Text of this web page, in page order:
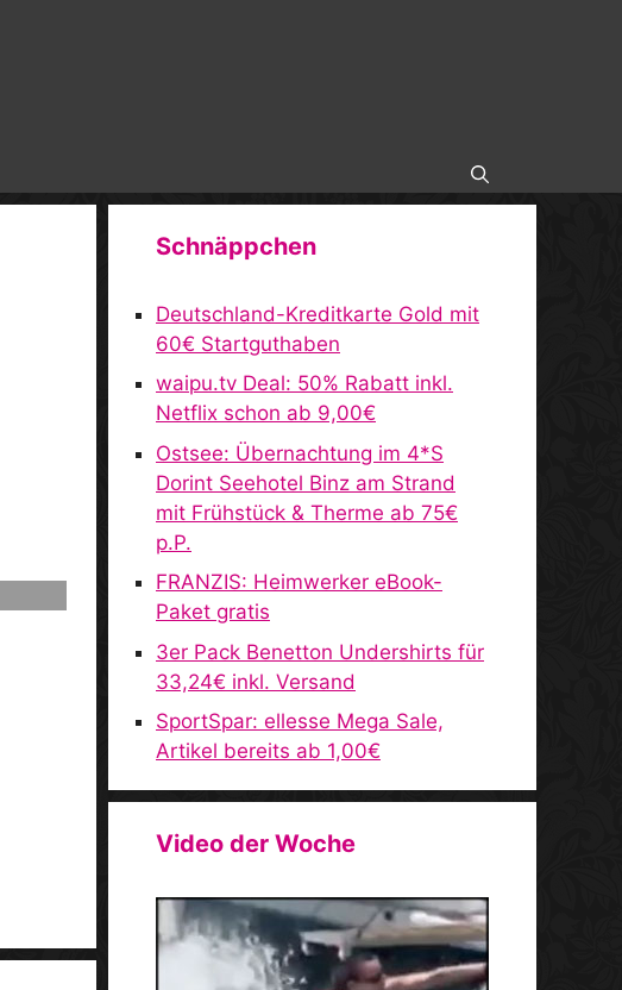
Schnäppchen
Deutschland-Kreditkarte Gold mit
60€ Startguthaben
waipu.tv Deal: 50% Rabatt inkl.
Netflix schon ab 9,00€
Ostsee: Übernachtung im 4*S
Dorint Seehotel Binz am Strand
mit Frühstück & Therme ab 75€
p.P.
FRANZIS: Heimwerker eBook-
Paket gratis
3er Pack Benetton Undershirts für
33,24€ inkl. Versand
SportSpar: ellesse Mega Sale,
Artikel bereits ab 1,00€
Video der Woche